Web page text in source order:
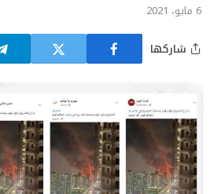
6 مايو، 2021
شاركها